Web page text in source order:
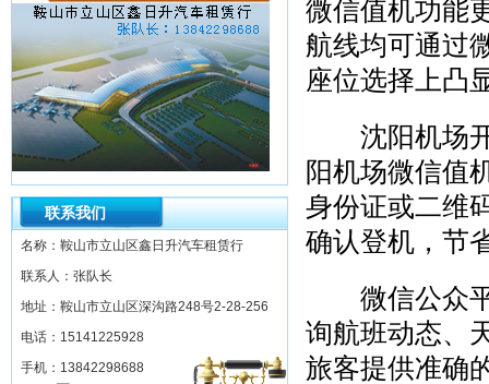
联系我们
名称：鞍山市立山区鑫日升汽车租赁行
联系人：张队长
地址：鞍山市立山区深沟路248号2-28-256
电话：15141225928
手机：13842298688
微信值机功能
航线均可通过
座位选择上凸
沈阳机场开
阳机场微信值
身份证或二维
确认登机，节
微信公众平
询航班动态、
旅客提供准确